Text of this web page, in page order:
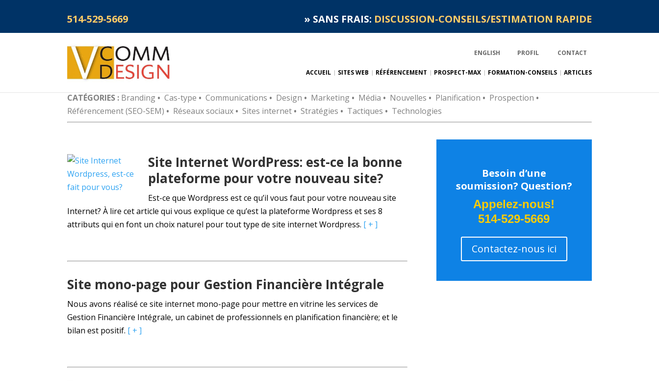
514-529-5669 » SANS FRAIS: DISCUSSION-CONSEILS/ESTIMATION RAPIDE
ENGLISH PROFIL CONTACT
ACCUEIL SITES WEB RÉFÉRENCEMENT PROSPECT-MAX FORMATION-CONSEILS ARTICLES
CATÉGORIES : Branding • Cas-type • Communications • Design • Marketing • Média • Nouvelles • Planification • Prospection •
Référencement (SEO-SEM) • Réseaux sociaux • Sites internet • Stratégies • Tactiques • Technologies
Site Internet WordPress: est-ce la bonne
plateforme pour votre nouveau site?
Est-ce que Wordpress est ce qu’il vous faut pour votre nouveau site
Internet? À lire cet article qui vous explique ce qu’est la plateforme Wordpress et ses 8
attributs qui en font un choix naturel pour tout type de site internet Wordpress. [ + ]
Site mono-page pour Gestion Financière Intégrale
Nous avons réalisé ce site internet mono-page pour mettre en vitrine les services de
Gestion Financière Intégrale, un cabinet de professionnels en planification financière; et le
bilan est positif. [ + ]
Besoin d’une
soumission? Question?
Appelez-nous!
514-529-5669
Contactez-nous ici